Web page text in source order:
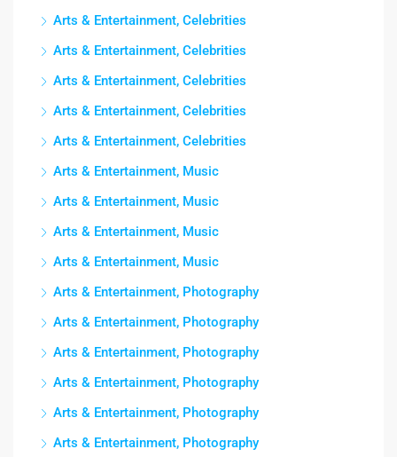
Arts & Entertainment, Celebrities
Arts & Entertainment, Celebrities
Arts & Entertainment, Celebrities
Arts & Entertainment, Celebrities
Arts & Entertainment, Celebrities
Arts & Entertainment, Music
Arts & Entertainment, Music
Arts & Entertainment, Music
Arts & Entertainment, Music
Arts & Entertainment, Photography
Arts & Entertainment, Photography
Arts & Entertainment, Photography
Arts & Entertainment, Photography
Arts & Entertainment, Photography
Arts & Entertainment, Photography